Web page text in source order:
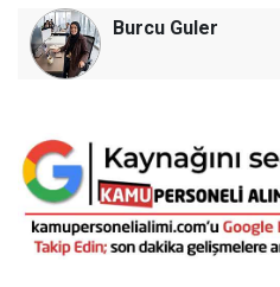
Burcu Guler